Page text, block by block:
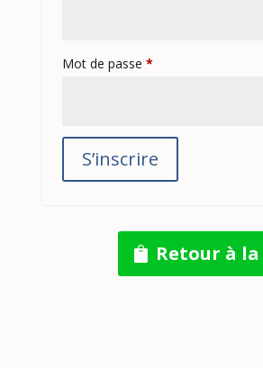
Mot de passe *Obligatoire
S’inscrire
Retour à